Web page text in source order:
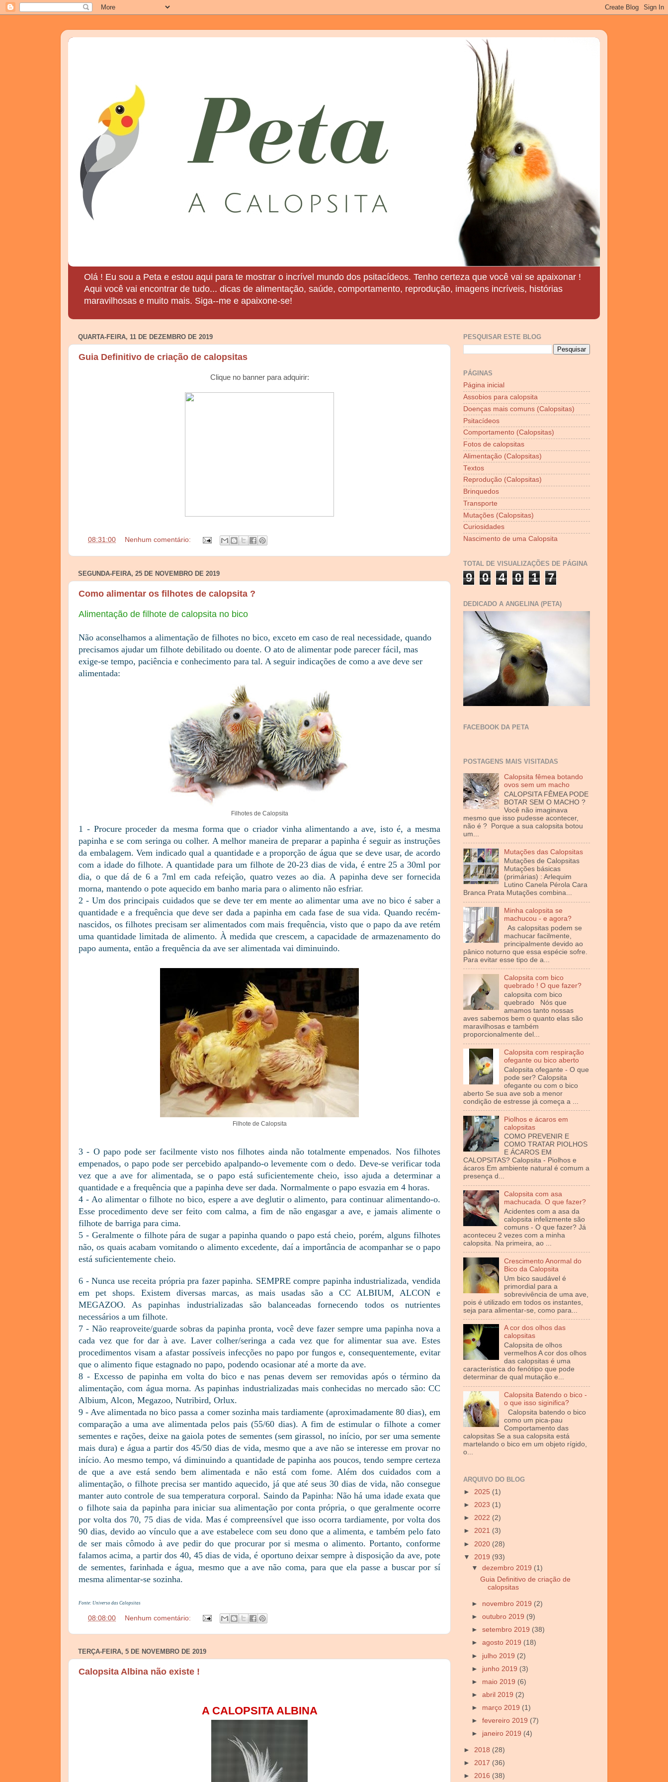
Olá ! Eu sou a Peta e estou aqui para te mostrar o incrível mundo dos psitacídeos. Tenho certeza que você vai se apaixonar !
Aqui você vai encontrar de tudo... dicas de alimentação, saúde, comportamento, reprodução, imagens incríveis, histórias
maravilhosas e muito mais. Siga--me e apaixone-se!
QUARTA-FEIRA, 11 DE DEZEMBRO DE 2019
Guia Definitivo de criação de calopsitas
Clique no banner para adquirir:
08:31:00 Nenhum comentário:
SEGUNDA-FEIRA, 25 DE NOVEMBRO DE 2019
Como alimentar os filhotes de calopsita ?
Alimentação de filhote de calopsita no bico
Não aconselhamos a alimentação de filhotes no bico, exceto em caso de real necessidade, quando
precisamos ajudar um filhote debilitado ou doente. O ato de alimentar pode parecer fácil, mas
exige-se tempo, paciência e conhecimento para tal. A seguir indicações de como a ave deve ser
alimentada:
Filhotes de Calopsita
1 - Procure proceder da mesma forma que o criador vinha alimentando a ave, isto é, a mesma
papinha e se com seringa ou colher. A melhor maneira de preparar a papinha é seguir as instruções
da embalagem. Vem indicado qual a quantidade e a proporção de água que se deve usar, de acordo
com a idade do filhote. A quantidade para um filhote de 20-23 dias de vida, é entre 25 a 30ml por
dia, o que dá de 6 a 7ml em cada refeição, quatro vezes ao dia. A papinha deve ser fornecida
morna, mantendo o pote aquecido em banho maria para o alimento não esfriar.
2 - Um dos principais cuidados que se deve ter em mente ao alimentar uma ave no bico é saber a
quantidade e a frequência que deve ser dada a papinha em cada fase de sua vida. Quando recém-
nascidos, os filhotes precisam ser alimentados com mais frequência, visto que o papo da ave retém
uma quantidade limitada de alimento. À medida que crescem, a capacidade de armazenamento do
papo aumenta, então a frequência da ave ser alimentada vai diminuindo.
Filhote de Calopsita
3 - O papo pode ser facilmente visto nos filhotes ainda não totalmente empenados. Nos filhotes
empenados, o papo pode ser percebido apalpando-o levemente com o dedo. Deve-se verificar toda
vez que a ave for alimentada, se o papo está suficientemente cheio, isso ajuda a determinar a
quantidade e a frequência que a papinha deve ser dada. Normalmente o papo esvazia em 4 horas.
4 - Ao alimentar o filhote no bico, espere a ave deglutir o alimento, para continuar alimentando-o.
Esse procedimento deve ser feito com calma, a fim de não engasgar a ave, e jamais alimente o
filhote de barriga para cima.
5 - Geralmente o filhote pára de sugar a papinha quando o papo está cheio, porém, alguns filhotes
não, os quais acabam vomitando o alimento excedente, daí a importância de acompanhar se o papo
está suficientemente cheio.
6 - Nunca use receita própria pra fazer papinha. SEMPRE compre papinha industrializada, vendida
em pet shops. Existem diversas marcas, as mais usadas são a CC ALBIUM, ALCON e
MEGAZOO. As papinhas industrializadas são balanceadas fornecendo todos os nutrientes
necessários a um filhote.
7 - Não reaproveite/guarde sobras da papinha pronta, você deve fazer sempre uma papinha nova a
cada vez que for dar à ave. Laver colher/seringa a cada vez que for alimentar sua ave. Estes
procedimentos visam a afastar possíveis infecções no papo por fungos e, consequentemente, evitar
que o alimento fique estagnado no papo, podendo ocasionar até a morte da ave.
8 - Excesso de papinha em volta do bico e nas penas devem ser removidas após o término da
alimentação, com água morna. As papinhas industrializadas mais conhecidas no mercado são: CC
Albium, Alcon, Megazoo, Nutribird, Orlux.
9 - Ave alimentada no bico passa a comer sozinha mais tardiamente (aproximadamente 80 dias), em
comparação a uma ave alimentada pelos pais (55/60 dias). A fim de estimular o filhote a comer
sementes e rações, deixe na gaiola potes de sementes (sem girassol, no início, por ser uma semente
mais dura) e água a partir dos 45/50 dias de vida, mesmo que a ave não se interesse em provar no
início. Ao mesmo tempo, vá diminuindo a quantidade de papinha aos poucos, tendo sempre certeza
de que a ave está sendo bem alimentada e não está com fome. Além dos cuidados com a
alimentação, o filhote precisa ser mantido aquecido, já que até seus 30 dias de vida, não consegue
manter auto controle de sua temperatura corporal. Saindo da Papinha: Não há uma idade exata que
o filhote saia da papinha para iniciar sua alimentação por conta própria, o que geralmente ocorre
por volta dos 70, 75 dias de vida. Mas é compreensível que isso ocorra tardiamente, por volta dos
90 dias, devido ao vínculo que a ave estabelece com seu dono que a alimenta, e também pelo fato
de ser mais cômodo à ave pedir do que procurar por si mesma o alimento. Portanto, conforme
falamos acima, a partir dos 40, 45 dias de vida, é oportuno deixar sempre à disposição da ave, pote
de sementes, farinhada e água, mesmo que a ave não coma, para que ela passe a buscar por sí
mesma alimentar-se sozinha.
Fonte: Universo das Calopsitas
08:08:00 Nenhum comentário:
TERÇA-FEIRA, 5 DE NOVEMBRO DE 2019
Calopsita Albina não existe !
A CALOPSITA ALBINA
PESQUISAR ESTE BLOG
PÁGINAS
Página inicial
Assobios para calopsita
Doenças mais comuns (Calopsitas)
Psitacídeos
Comportamento (Calopsitas)
Fotos de calopsitas
Alimentação (Calopsitas)
Textos
Reprodução (Calopsitas)
Brinquedos
Transporte
Mutações (Calopsitas)
Curiosidades
Nascimento de uma Calopsita
TOTAL DE VISUALIZAÇÕES DE PÁGINA
9 0 4 0 1 7
DEDICADO A ANGELINA (PETA)
FACEBOOK DA PETA
POSTAGENS MAIS VISITADAS
Calopsita fêmea botando
ovos sem um macho
CALOPSITA FÊMEA PODE
BOTAR SEM O MACHO ?
Você não imaginava
mesmo que isso pudesse acontecer,
não é ? Porque a sua calopsita botou
um...
Mutações das Calopsitas
Mutações de Calopsitas
Mutações básicas
(primárias) : Arlequim
Lutino Canela Pérola Cara
Branca Prata Mutações combina...
Minha calopsita se
machucou - e agora?
As calopsitas podem se
machucar facilmente,
principalmente devido ao
pânico noturno que essa espécie sofre.
Para evitar esse tipo de a...
Calopsita com bico
quebrado ! O que fazer?
calopsita com bico
quebrado Nós que
amamos tanto nossas
aves sabemos bem o quanto elas são
maravilhosas e também
proporcionalmente del...
Calopsita com respiração
ofegante ou bico aberto
Calopsita ofegante - O que
pode ser? Calopsita
ofegante ou com o bico
aberto Se sua ave sob a menor
condição de estresse já começa a ...
Piolhos e ácaros em
calopsitas
COMO PREVENIR E
COMO TRATAR PIOLHOS
E ÁCAROS EM
CALOPSITAS? Calopsita - Piolhos e
ácaros Em ambiente natural é comum a
presença d...
Calopsita com asa
machucada. O que fazer?
Acidentes com a asa da
calopsita infelizmente são
comuns - O que fazer? Já
aconteceu 2 vezes com a minha
calopsita. Na primeira, ao ...
Crescimento Anormal do
Bico da Calopsita
Um bico saudável é
primordial para a
sobrevivência de uma ave,
pois é utilizado em todos os instantes,
seja para alimentar-se, como para...
A cor dos olhos das
calopsitas
Calopsita de olhos
vermelhos A cor dos olhos
das calopsitas é uma
característica do fenótipo que pode
determinar de qual mutação e...
Calopsita Batendo o bico -
o que isso siginifica?
Calopsita batendo o bico
como um pica-pau
Comportamento das
calopsitas Se a sua calopsita está
martelando o bico em um objeto rígido,
o...
ARQUIVO DO BLOG
► 2025 (1)
► 2023 (1)
► 2022 (2)
► 2021 (3)
► 2020 (28)
▼ 2019 (93)
▼dezembro 2019 (1)
Guia Definitivo de criação de
calopsitas
► novembro 2019 (2)
►outubro 2019 (9)
►setembro 2019 (38)
►agosto 2019 (18)
► julho 2019 (2)
► junho 2019 (3)
► maio 2019 (6)
►abril 2019 (2)
► março 2019 (1)
►fevereiro 2019 (7)
► janeiro 2019 (4)
► 2018 (28)
► 2017 (36)
► 2016 (38)